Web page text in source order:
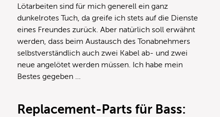
Lötarbeiten sind für mich generell ein ganz
dunkelrotes Tuch, da greife ich stets auf die Dienste
eines Freundes zurück. Aber natürlich soll erwähnt
werden, dass beim Austausch des Tonabnehmers
selbstverständlich auch zwei Kabel ab- und zwei
neue angelötet werden müssen. Ich habe mein
Bestes gegeben …
Replacement-Parts für Bass: